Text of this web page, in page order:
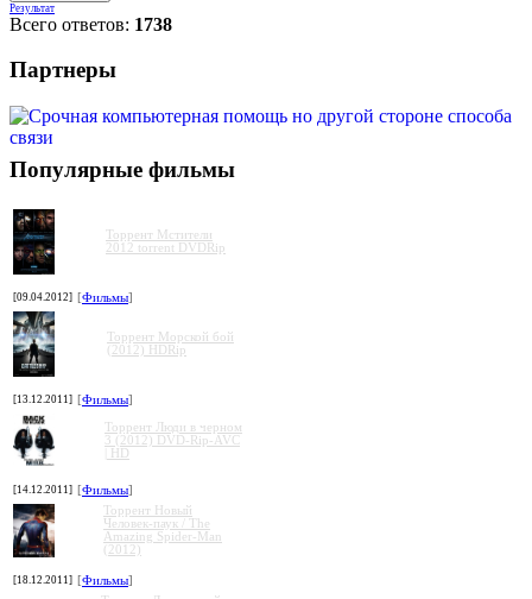
Результат
Всего ответов: 1738
Партнеры
Популярные фильмы
Торрент Мстители
2012 torrent DVDRip
[09.04.2012] [Фильмы]
Торрент Морской бой
(2012) HDRip
[13.12.2011] [Фильмы]
Торрент Люди в черном
3 (2012) DVD-Rip-AVC
| HD
[14.12.2011] [Фильмы]
Торрент Новый
Человек-паук / The
Amazing Spider-Man
(2012)
[18.12.2011] [Фильмы]